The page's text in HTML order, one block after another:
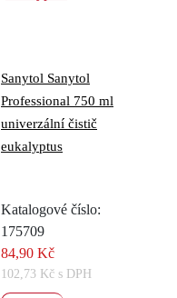
Sanytol Sanytol
Professional 750 ml
univerzální čistič
eukalyptus
Katalogové číslo:
175709
84,90 Kč
102,73 Kč s DPH